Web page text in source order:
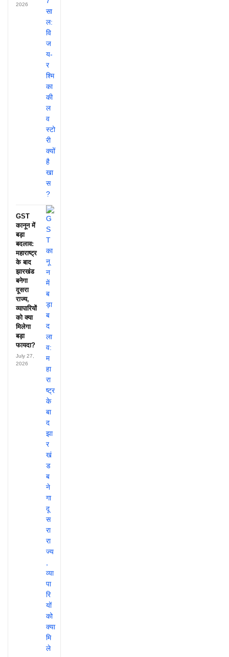
2026
GST
कानून में
बड़ा
बदलाव:
महाराष्ट्र
के बाद
झारखंड
बनेगा
दूसरा
राज्य,
व्यापारियों
को क्या
मिलेगा
बड़ा
फायदा?
July 27,
2026